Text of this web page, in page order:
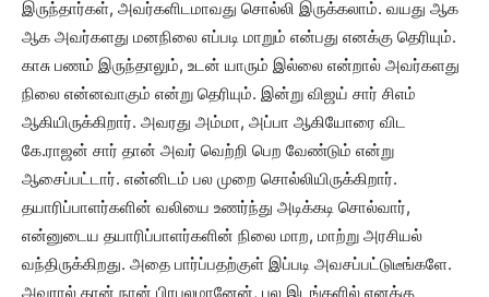
இருந்தார்கள், அவர்களிடமாவது சொல்லி இருக்கலாம். வயது ஆக
ஆக அவர்களது மனநிலை எப்படி மாறும் என்பது எனக்கு தெரியும்.
காசு பணம் இருந்தாலும், உடன் யாரும் இல்லை என்றால் அவர்களது
நிலை என்னவாகும் என்று தெரியும். இன்று விஜய் சார் சிஎம்
ஆகியிருக்கிறார். அவரது அம்மா, அப்பா ஆகியோரை விட
கே.ராஜன் சார் தான் அவர் வெற்றி பெற வேண்டும் என்று
ஆசைப்பட்டார். என்னிடம் பல முறை சொல்லியிருக்கிறார்.
தயாரிப்பாளர்களின் வலியை உணர்ந்து அடிக்கடி சொல்வார்,
என்னுடைய தயாரிப்பாளர்களின் நிலை மாற, மாற்று அரசியல்
வந்திருக்கிறது. அதை பார்ப்பதற்குள் இப்படி அவசப்பட்டுடீங்களே.
அவரால் தான் நான் பிரபலமானேன், பல இடங்களில் எனக்கு